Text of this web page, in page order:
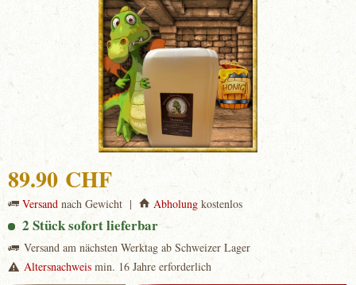
89.90 CHF
Versand nach Gewicht | Abholungkostenlos
2 Stück sofort lieferbar
Versand am nächsten Werktag ab Schweizer Lager
Altersnachweis min. 16 Jahre erforderlich